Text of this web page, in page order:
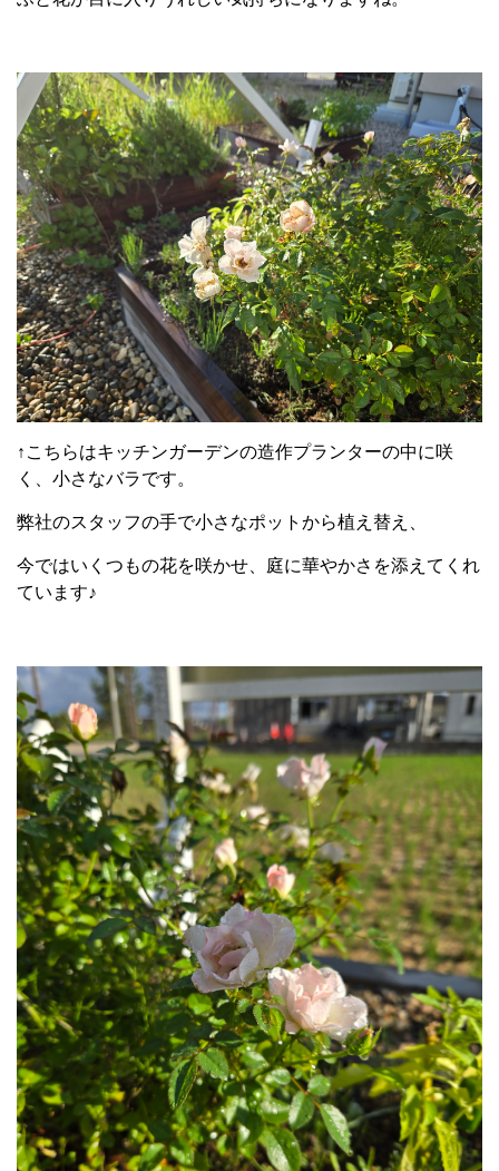
↑こちらはキッチンガーデンの造作プランターの中に咲
く、小さなバラです。
弊社のスタッフの手で小さなポットから植え替え、
今ではいくつもの花を咲かせ、庭に華やかさを添えてくれ
ています♪